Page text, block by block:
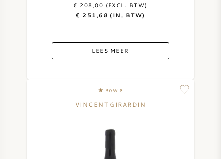
€ 208,00 (EXCL. BTW)
€ 251,68 (IN. BTW)
LEES MEER
BOW 8
VINCENT GIRARDIN